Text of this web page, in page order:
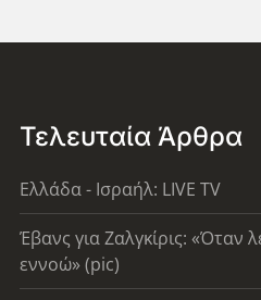
Τελευταία Άρθρα
Ελλάδα - Ισραήλ: LIVE TV
Έβανς για Ζαλγκίρις: «Όταν
εννοώ» (pic)